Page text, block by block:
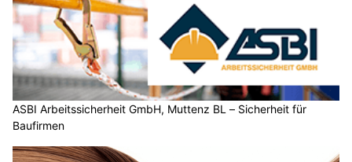
ASBI Arbeitssicherheit GmbH, Muttenz BL – Sicherheit für
Baufirmen